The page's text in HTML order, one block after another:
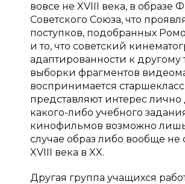
вовсе не XVIII века, в
Советского Союза, что
поступков, подобранных
и то, что советский
адаптированности к
выборки фрагментов
воспринимается
представляют интерес
какого-либо учебного
кинофильмов возможно
случае образ либо вообще не
XVIII века в XX.
Другая группа учащихся